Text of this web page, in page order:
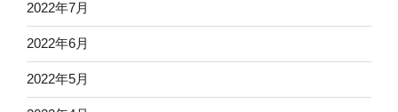
2022年7月
2022年6月
2022年5月